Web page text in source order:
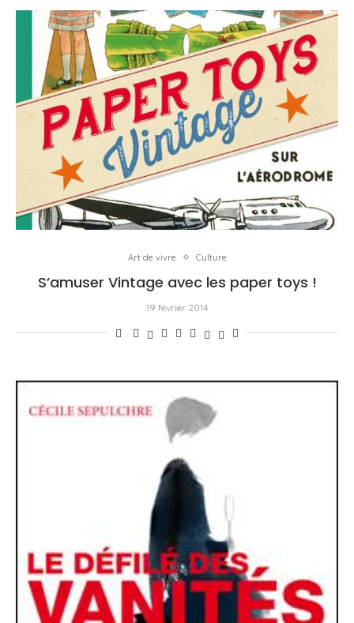
Art de vivre Culture
S’amuser Vintage avec les paper toys !
19 février 2014